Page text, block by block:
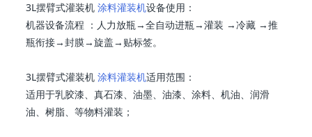
3L摆臂式灌装机涂料灌装机设备使用：
机器设备流程 ：人力放瓶→全自动进瓶→灌装 →冷藏 →推
瓶衔接→封膜→旋盖→贴标签。
3L摆臂式灌装机涂料灌装机适用范围：
适用于乳胶漆、真石漆、油墨、油漆、涂料、机油、润滑
油、树脂、等物料灌装；